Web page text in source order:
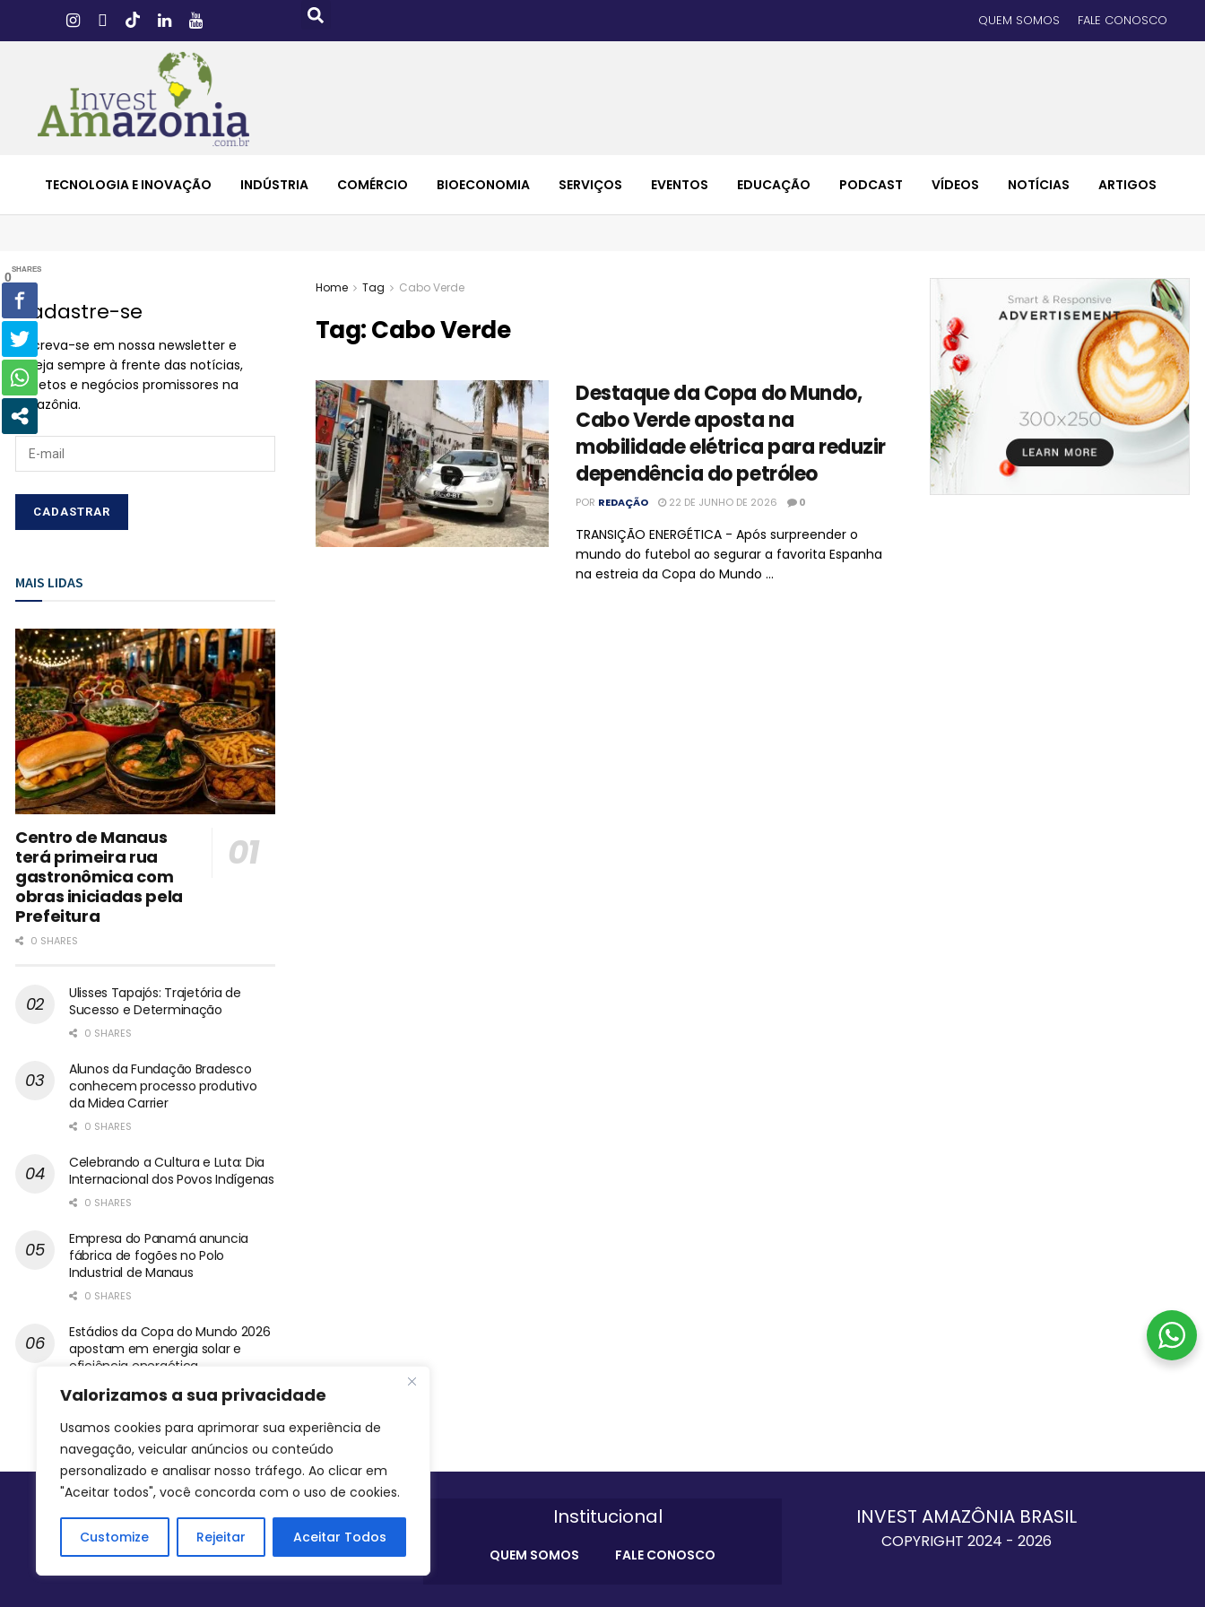
Valorizamos a sua privacidade
Usamos cookies para aprimorar sua experiência de
navegação, veicular anúncios ou conteúdo
personalizado e analisar nosso tráfego. Ao clicar em
"Aceitar todos", você concorda com o uso de cookies.
Customize Rejeitar Aceitar Todos
QUEM SOMOS FALE CONOSCO
TECNOLOGIA E INOVAÇÃO INDÚSTRIA COMÉRCIO BIOECONOMIA SERVIÇOS EVENTOS EDUCAÇÃO PODCAST VÍDEOS NOTÍCIAS ARTIGOS
Home Tag Cabo Verde
Tag:Cabo Verde
Destaque da Copa do Mundo,
Cabo Verde aposta na
mobilidade elétrica para reduzir
dependência do petróleo
POR REDAÇÃO 22 DE JUNHO DE 2026 0
TRANSIÇÃO ENERGÉTICA - Após surpreender o
mundo do futebol ao segurar a favorita Espanha
na estreia da Copa do Mundo ...
Cadastre-se
Inscreva-se em nossa newsletter e
esteja sempre à frente das notícias,
projetos e negócios promissores na
Amazônia.
MAIS LIDAS
Centro de Manaus
terá primeira rua
gastronômica com
obras iniciadas pela
Prefeitura
0 SHARES
Ulisses Tapajós: Trajetória de
Sucesso e Determinação
0 SHARES
Alunos da Fundação Bradesco
conhecem processo produtivo
da Midea Carrier
0 SHARES
Celebrando a Cultura e Luta: Dia
Internacional dos Povos Indígenas
0 SHARES
Empresa do Panamá anuncia
fábrica de fogões no Polo
Industrial de Manaus
0 SHARES
Estádios da Copa do Mundo 2026
apostam em energia solar e
eficiência energética
0 SHARES
Siga-nos Institucional
QUEM SOMOS FALE CONOSCO
INVEST AMAZÔNIA BRASIL
COPYRIGHT 2024 - 2026
0
SHARES